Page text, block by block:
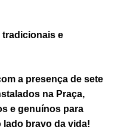
e
a presença de sete
na Praça,
e genuínos para
lado bravo da vida!